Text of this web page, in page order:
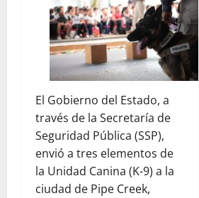
El Gobierno del Estado, a
través de la Secretaría de
Seguridad Pública (SSP),
envió a tres elementos de
la Unidad Canina (K-9) a la
ciudad de Pipe Creek,